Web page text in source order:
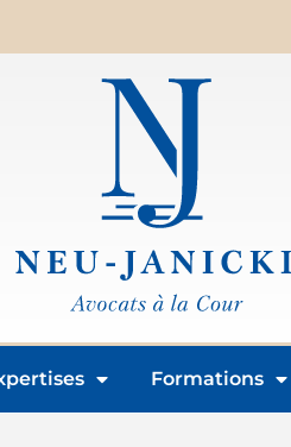
Formations